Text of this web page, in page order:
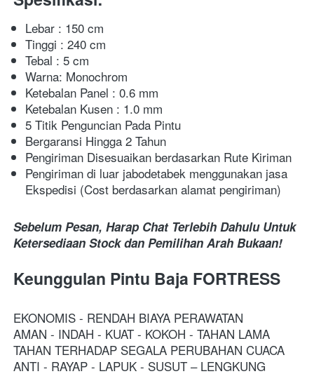
Lebar : 150 cm
Tinggi : 240 cm
Tebal : 5 cm
Warna: Monochrom
Ketebalan Panel : 0.6 mm
Ketebalan Kusen : 1.0 mm
5 Titik Penguncian Pada Pintu
Bergaransi Hingga 2 Tahun
Pengiriman Disesuaikan berdasarkan Rute Kiriman
Pengiriman di luar jabodetabek menggunakan jasa
Ekspedisi (Cost berdasarkan alamat pengiriman)
Sebelum Pesan, Harap Chat Terlebih Dahulu Untuk
Ketersediaan Stock dan Pemilihan Arah Bukaan!
Keunggulan Pintu Baja FORTRESS
EKONOMIS - RENDAH BIAYA PERAWATAN
AMAN - INDAH - KUAT - KOKOH - TAHAN LAMA
TAHAN TERHADAP SEGALA PERUBAHAN CUACA
ANTI - RAYAP - LAPUK - SUSUT – LENGKUNG